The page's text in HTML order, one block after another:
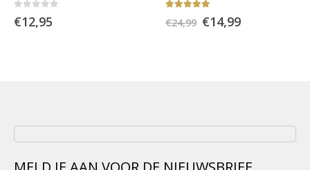
€12,95 €24,99 Oorspronkelijke
€14,99Huidige